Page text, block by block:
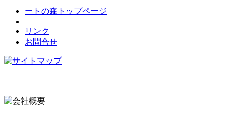
ートの森トップページ
リンク
お問合せ